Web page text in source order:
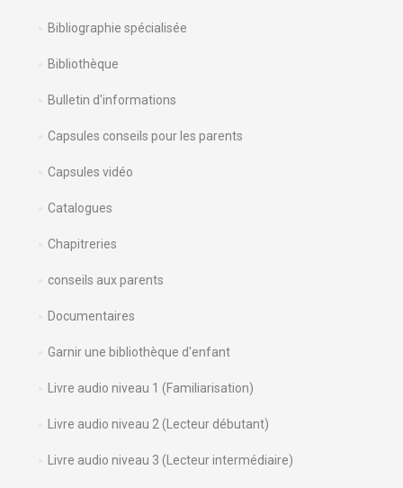
Bibliographie spécialisée
Bibliothèque
Bulletin d'informations
Capsules conseils pour les parents
Capsules vidéo
Catalogues
Chapitreries
conseils aux parents
Documentaires
Garnir une bibliothèque d'enfant
Livre audio niveau 1 (Familiarisation)
Livre audio niveau 2 (Lecteur débutant)
Livre audio niveau 3 (Lecteur intermédiaire)